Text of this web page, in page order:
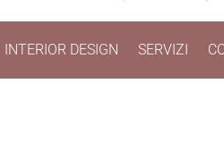
INTERIOR DESIGN SERVIZI